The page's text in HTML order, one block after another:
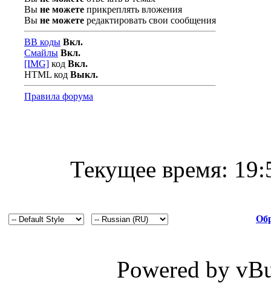
Вы не можете прикреплять вложения
Вы не можете редактировать свои сообщения
BB коды Вкл.
Смайлы Вкл.
[IMG] код Вкл.
HTML код Выкл.
Правила форума
Текущее время:
Powered by